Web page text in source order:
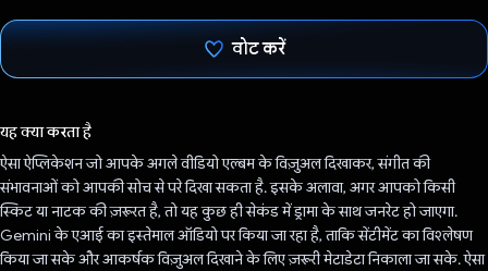
वोट करें
यह क्या करता है
ऐसा ऐप्लिकेशन जो आपके अगले वीडियो एल्बम के विज़ुअल दिखाकर, संगीत की
संभावनाओं को आपकी सोच से परे दिखा सकता है. इसके अलावा, अगर आपको किसी
स्किट या नाटक की ज़रूरत है, तो यह कुछ ही सेकंड में ड्रामा के साथ जनरेट हो जाएगा.
Gemini के एआई का इस्तेमाल ऑडियो पर किया जा रहा है, ताकि सेंटीमेंट का विश्लेषण
किया जा सके और आकर्षक विज़ुअल दिखाने के लिए ज़रूरी मेटाडेटा निकाला जा सके. ऐसा